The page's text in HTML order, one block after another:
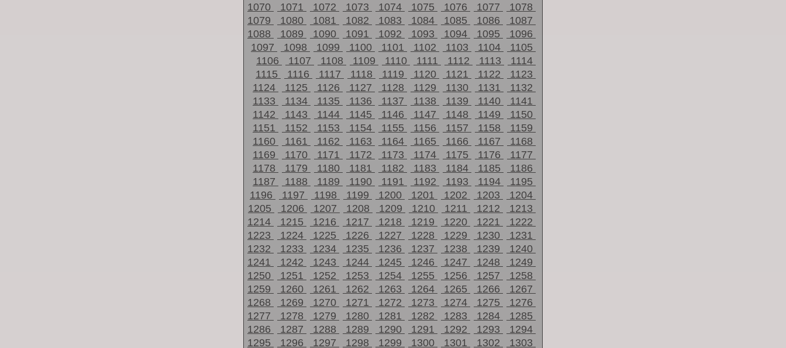
1070
1071 1072 1073 1074 1075 1076 1077
1078
1079
1080 1081 1082 1083 1084 1085 1086
1087
1088
1089 1090 1091 1092 1093 1094 1095
1096
1097
1098 1099 1100 1101 1102 1103 1104
1105
1106
1107 1108 1109 1110 1111 1112 1113
1114
1115
1116 1117 1118 1119 1120 1121 1122
1123
1124
1125 1126 1127 1128 1129 1130 1131
1132
1133
1134 1135 1136 1137 1138 1139 1140
1141
1142
1143 1144 1145 1146 1147 1148 1149
1150
1151
1152 1153 1154 1155 1156 1157 1158
1159
1160
1161 1162 1163 1164 1165 1166 1167
1168
1169
1170 1171 1172 1173 1174 1175 1176
1177
1178
1179 1180 1181 1182 1183 1184 1185
1186
1187
1188 1189 1190 1191 1192 1193 1194
1195
1196
1197 1198 1199 1200 1201 1202 1203
1204
1205
1206 1207 1208 1209 1210 1211 1212
1213
1214
1215 1216 1217 1218 1219 1220 1221
1222
1223
1224 1225 1226 1227 1228 1229 1230
1231
1232
1233 1234 1235 1236 1237 1238 1239
1240
1241
1242 1243 1244 1245 1246 1247 1248
1249
1250
1251 1252 1253 1254 1255 1256 1257
1258
1259
1260 1261 1262 1263 1264 1265 1266
1267
1268
1269 1270 1271 1272 1273 1274 1275
1276
1277
1278 1279 1280 1281 1282 1283 1284
1285
1286
1287 1288 1289 1290 1291 1292 1293
1294
1295
1296 1297 1298 1299 1300 1301 1302 1303